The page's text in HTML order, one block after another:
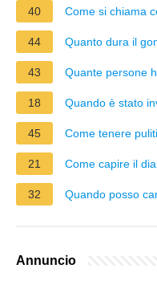
40 Come si chiama
44 Quanto dura il
43 Quante persone
18 Quando è stato
45 Come tenere
21 Come capire il
32 Quando posso
Annuncio